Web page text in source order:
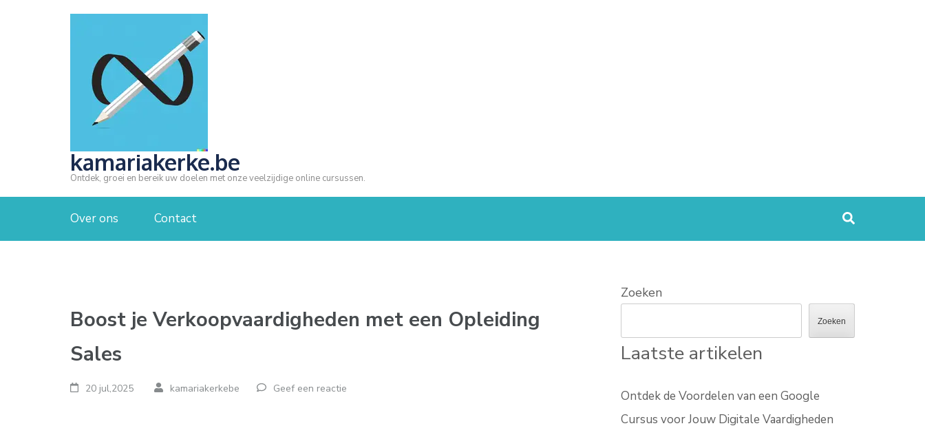
kamariakerke.be
Ontdek, groei en bereik uw doelen met onze veelzijdige online cursussen.
Over ons Contact
Boost je Verkoopvaardigheden met een Opleiding
Sales
20 jul,2025 kamariakerkebe Geef een reactie
Zoeken
Zoeken
Laatste artikelen
Ontdek de Voordelen van een Google
Cursus voor Jouw Digitale Vaardigheden